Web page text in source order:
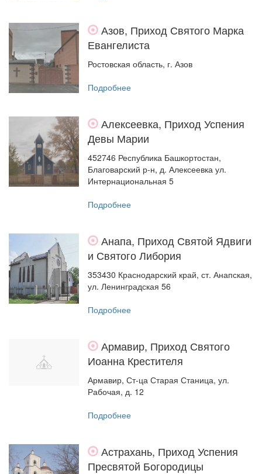
Азов, Приход Святого Марка
Евангелиста
Ростовская область, г. Азов
Подробнее
Алексеевка, Приход Успения
Девы Марии
452746 Республика Башкортостан,
Благоварский р-н, д. Алексеевка ул.
Интернациональная 5
Подробнее
Анапа, Приход Святой Ядвиги
и Святого Либория
353430 Краснодарский край, ст. Анапская,
ул. Ленинградская 56
Подробнее
Армавир, Приход Святого
Иоанна Крестителя
Армавир, Ст-ца Старая Станица, ул.
Рабочая, д. 12
Подробнее
Астрахань, Приход Успения
Пресвятой Богородицы